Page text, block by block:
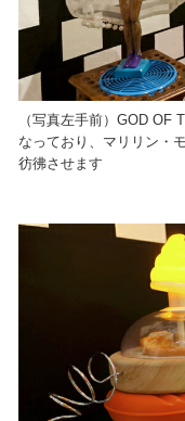
（写真左手前）GOD OF
なっており、マリリン・
彷彿させます